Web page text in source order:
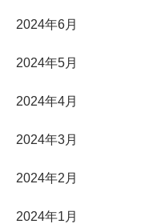
2024年6月
2024年5月
2024年4月
2024年3月
2024年2月
2024年1月